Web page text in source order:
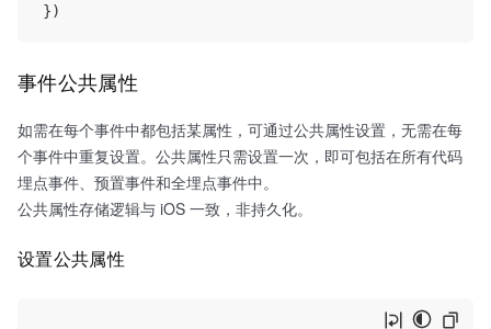
事件公共属性
如需在每个事件中都包括某属性，可通过公共属性设置，无需在每
个事件中重复设置。公共属性只需设置一次，即可包括在所有代码
埋点事件、预置事件和全埋点事件中。
公共属性存储逻辑与 iOS 一致，非持久化。
设置公共属性